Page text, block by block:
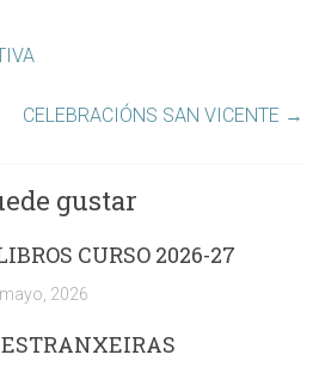
CELEBRACIÓNS SAN VICENTE →
gustar
CURSO 2026-27
2026